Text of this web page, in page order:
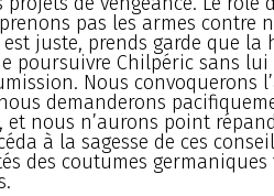
pas les armes contre
juste, prends garde que la
poursuivre Chilpéric sans
Nous convoquerons
demanderons
et nous n’aurons point
à la sagesse de ces
des coutumes germaniques